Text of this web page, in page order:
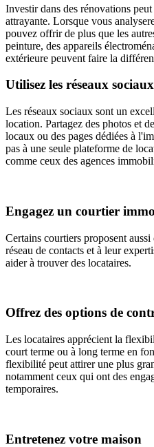
Investir dans des rénovations
attrayante. Lorsque vous
pouvez offrir de plus que les
peinture, des appareils
extérieure peuvent faire la
Utilisez les réseaux
Les réseaux sociaux sont un
location. Partagez des photos et
locaux ou des pages dédiées à
pas à une seule plateforme de
comme ceux des agences
Engagez un courtier
Certains courtiers proposent
réseau de contacts et à leur
aider à trouver des locataires.
Offrez des options de
Les locataires apprécient la
court terme ou à long terme en
flexibilité peut attirer une plus
notamment ceux qui ont des
temporaires.
Entretenez votre maison